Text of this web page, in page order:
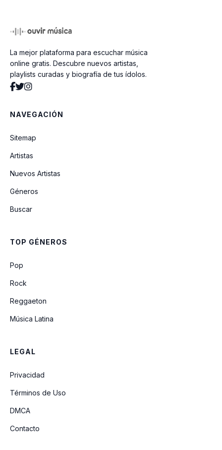
Sumergeme
La mejor plataforma para escuchar música
online gratis. Descubre nuevos artistas,
playlists curadas y biografía de tus ídolos.
NAVEGACIÓN
Sitemap
Artistas
Nuevos Artistas
Géneros
Buscar
TOP GÉNEROS
Pop
Rock
Reggaeton
Música Latina
LEGAL
Privacidad
Términos de Uso
DMCA
Contacto